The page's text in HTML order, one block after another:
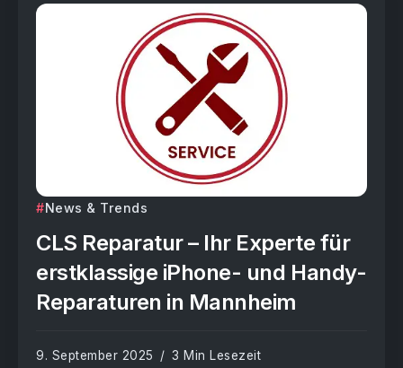
News & Trends
CLS Reparatur – Ihr Experte für
erstklassige iPhone- und Handy-
Reparaturen in Mannheim
9. September 2025 3 Min Lesezeit